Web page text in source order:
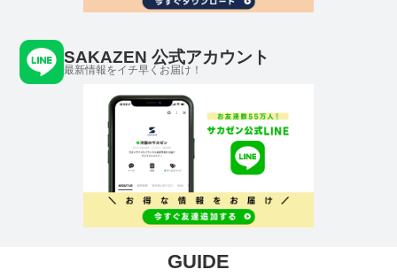
SAKAZEN 公式アカウント
最新情報をイチ早くお届け！